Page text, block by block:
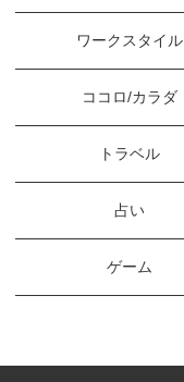
ワークスタイル
ココロ/カラダ
トラベル
占い
ゲーム